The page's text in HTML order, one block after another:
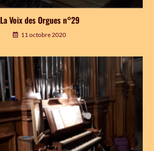
La Voix des Orgues n°29
11 octobre 2020